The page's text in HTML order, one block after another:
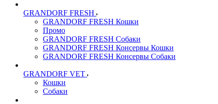
GRANDORF FRESH
GRANDORF FRESH Кошки
Промо
GRANDORF FRESH Собаки
GRANDORF FRESH Консервы Кошки
GRANDORF FRESH Консервы Собаки
GRANDORF VET
Кошки
Собаки